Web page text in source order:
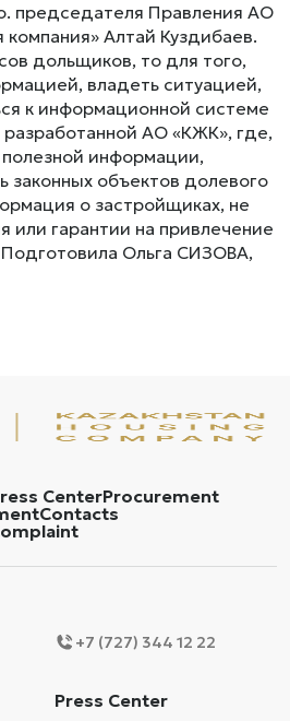
председателя Правления АО
Алтай Куздибаев.
дольщиков, то для того,
владеть ситуацией,
к информационной системе
АО «КЖК», где,
информации,
законных объектов долевого
о застройщиках, не
гарантии на привлечение
Ольга СИЗОВА,
CenterProcurement
Contacts
+7 (727) 344 12 22
Press Center